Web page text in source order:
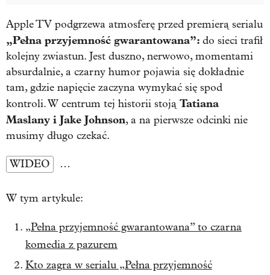
Apple TV podgrzewa atmosferę przed premierą serialu
„Pełna przyjemność gwarantowana”: do sieci trafił
kolejny zwiastun. Jest duszno, nerwowo, momentami
absurdalnie, a czarny humor pojawia się dokładnie
tam, gdzie napięcie zaczyna wymykać się spod
kontroli. W centrum tej historii stoją Tatiana
Maslany i Jake Johnson, a na pierwsze odcinki nie
musimy długo czekać.
WIDEO …
W tym artykule:
„Pełna przyjemność gwarantowana” to czarna
komedia z pazurem
Kto zagra w serialu „Pełna przyjemność